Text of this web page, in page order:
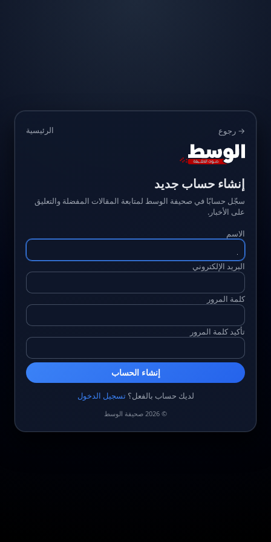
→ رجوع الرئيسية
إنشاء حساب جديد
سجّل حسابًا في صحيفة الوسط لمتابعة المقالات المفضلة والتعليق
على الأخبار.
الاسم
البريد الإلكتروني
كلمة المرور
تأكيد كلمة المرور
إنشاء الحساب
لديك حساب بالفعل؟تسجيل الدخول
© 2026 صحيفة الوسط